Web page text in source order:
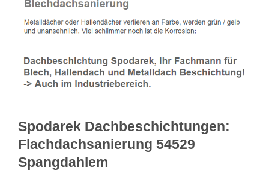
Spodarek Dachbeschichtungen:
Flachdachsanierung 54529
Spangdahlem